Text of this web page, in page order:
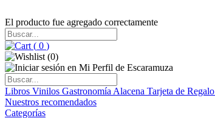
El producto fue agregado correctamente
( 0 )
(0)
Libros Vinilos Gastronomía Alacena Tarjeta de Regalo
Nuestros recomendados
Categorías